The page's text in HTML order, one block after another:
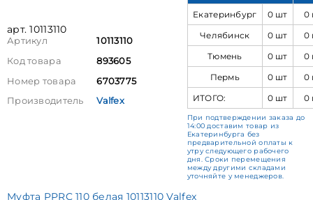
арт. 10113110
Артикул
10113110
Код товара
893605
Номер товара
6703775
Производитель
Valfex
Екатеринбург
0 шт
0
Челябинск
0 шт
0
Тюмень
0 шт
0
Пермь
0 шт
0
ИТОГО:
0 шт 0
При подтверждении заказа до
14:00 доставим товар из
Екатеринбурга без
предварительной оплаты к
утру следующего рабочего
дня. Сроки перемещения
между другими складами
уточняйте у менеджеров.
Муфта PPRC 110 белая 10113110 Valfex